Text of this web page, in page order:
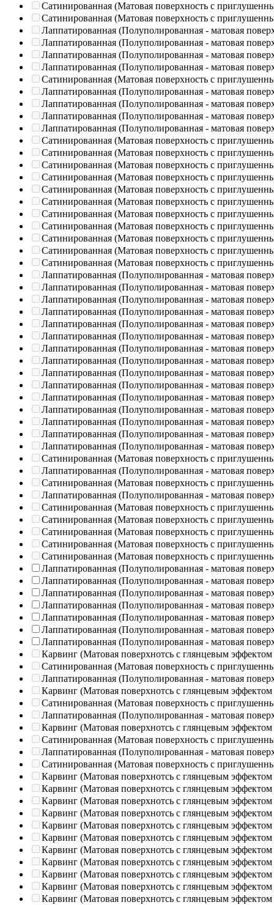
Сатинированная (Матовая поверхность с
Сатинированная (Матовая поверхность с
Лаппатированная (Полуполированная - матовая
Лаппатированная (Полуполированная - матовая
Лаппатированная (Полуполированная - матовая
Лаппатированная (Полуполированная - матовая
Сатинированная (Матовая поверхность с
Лаппатированная (Полуполированная - матовая
Лаппатированная (Полуполированная - матовая
Лаппатированная (Полуполированная - матовая
Лаппатированная (Полуполированная - матовая
Сатинированная (Матовая поверхность с
Сатинированная (Матовая поверхность с
Сатинированная (Матовая поверхность с
Сатинированная (Матовая поверхность с
Сатинированная (Матовая поверхность с
Сатинированная (Матовая поверхность с
Сатинированная (Матовая поверхность с
Сатинированная (Матовая поверхность с
Сатинированная (Матовая поверхность с
Сатинированная (Матовая поверхность с
Сатинированная (Матовая поверхность с
Лаппатированная (Полуполированная - матовая
Лаппатированная (Полуполированная - матовая
Лаппатированная (Полуполированная - матовая
Лаппатированная (Полуполированная - матовая
Лаппатированная (Полуполированная - матовая
Лаппатированная (Полуполированная - матовая
Лаппатированная (Полуполированная - матовая
Лаппатированная (Полуполированная - матовая
Лаппатированная (Полуполированная - матовая
Лаппатированная (Полуполированная - матовая
Лаппатированная (Полуполированная - матовая
Лаппатированная (Полуполированная - матовая
Лаппатированная (Полуполированная - матовая
Лаппатированная (Полуполированная - матовая
Лаппатированная (Полуполированная - матовая
Сатинированная (Матовая поверхность с
Лаппатированная (Полуполированная - матовая
Сатинированная (Матовая поверхность с
Лаппатированная (Полуполированная - матовая
Сатинированная (Матовая поверхность с
Сатинированная (Матовая поверхность с
Сатинированная (Матовая поверхность с
Сатинированная (Матовая поверхность с
Сатинированная (Матовая поверхность с
Лаппатированная (Полуполированная - матовая
Лаппатированная (Полуполированная - матовая
Лаппатированная (Полуполированная - матовая
Лаппатированная (Полуполированная - матовая
Лаппатированная (Полуполированная - матовая
Лаппатированная (Полуполированная - матовая
Лаппатированная (Полуполированная - матовая
Карвинг (Матовая поверхнотсь с глянцевым эффектом
Сатинированная (Матовая поверхность с
Лаппатированная (Полуполированная - матовая
Карвинг (Матовая поверхнотсь с глянцевым эффектом
Сатинированная (Матовая поверхность с
Лаппатированная (Полуполированная - матовая
Карвинг (Матовая поверхнотсь с глянцевым эффектом
Сатинированная (Матовая поверхность с
Лаппатированная (Полуполированная - матовая
Сатинированная (Матовая поверхность с
Карвинг (Матовая поверхнотсь с глянцевым эффектом
Карвинг (Матовая поверхнотсь с глянцевым эффектом
Карвинг (Матовая поверхнотсь с глянцевым эффектом
Карвинг (Матовая поверхнотсь с глянцевым эффектом
Карвинг (Матовая поверхнотсь с глянцевым эффектом
Карвинг (Матовая поверхнотсь с глянцевым эффектом
Карвинг (Матовая поверхнотсь с глянцевым эффектом
Карвинг (Матовая поверхнотсь с глянцевым эффектом
Карвинг (Матовая поверхнотсь с глянцевым эффектом
Карвинг (Матовая поверхнотсь с глянцевым эффектом
Карвинг (Матовая поверхнотсь с глянцевым эффектом